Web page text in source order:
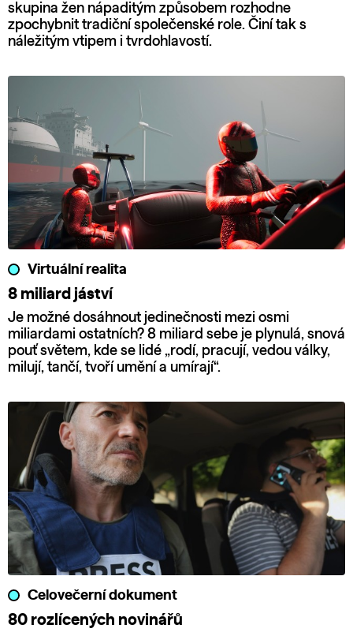
skupina žen nápaditým způsobem rozhodne
zpochybnit tradiční společenské role. Činí tak s
náležitým vtipem i tvrdohlavostí.
Virtuální realita
8 miliard jáství
Je možné dosáhnout jedinečnosti mezi osmi
miliardami ostatních? 8 miliard sebe je plynulá, snová
pouť světem, kde se lidé „rodí, pracují, vedou války,
milují, tančí, tvoří umění a umírají“.
Celovečerní dokument
80 rozlícených novinářů